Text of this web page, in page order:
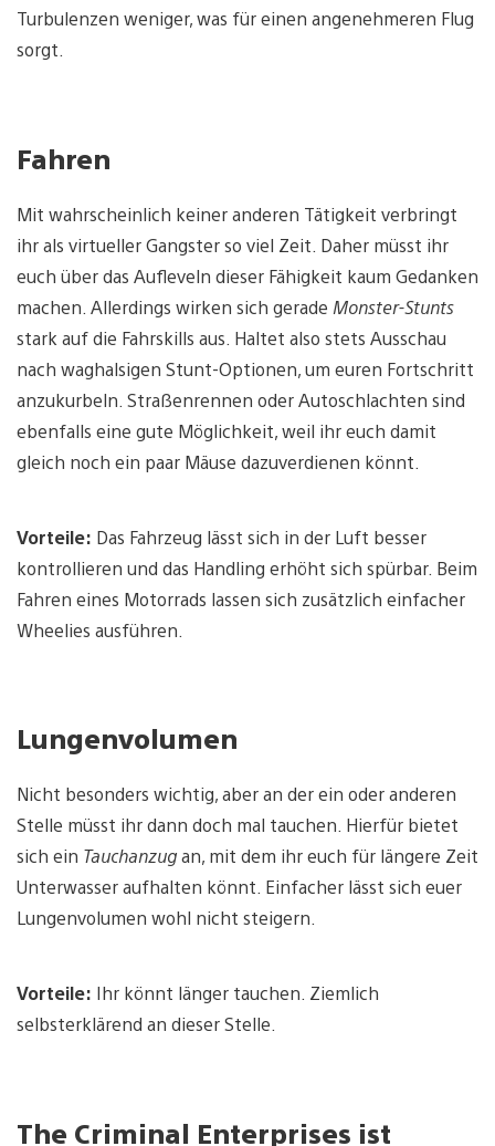
Turbulenzen weniger, was für einen angenehmeren Flug
sorgt.
Fahren
Mit wahrscheinlich keiner anderen Tätigkeit verbringt
ihr als virtueller Gangster so viel Zeit. Daher müsst ihr
euch über das Aufleveln dieser Fähigkeit kaum Gedanken
machen. Allerdings wirken sich gerade Monster-Stunts
stark auf die Fahrskills aus. Haltet also stets Ausschau
nach waghalsigen Stunt-Optionen, um euren Fortschritt
anzukurbeln. Straßenrennen oder Autoschlachten sind
ebenfalls eine gute Möglichkeit, weil ihr euch damit
gleich noch ein paar Mäuse dazuverdienen könnt.
Vorteile: Das Fahrzeug lässt sich in der Luft besser
kontrollieren und das Handling erhöht sich spürbar. Beim
Fahren eines Motorrads lassen sich zusätzlich einfacher
Wheelies ausführen.
Lungenvolumen
Nicht besonders wichtig, aber an der ein oder anderen
Stelle müsst ihr dann doch mal tauchen. Hierfür bietet
sich ein Tauchanzugan, mit dem ihr euch für längere Zeit
Unterwasser aufhalten könnt. Einfacher lässt sich euer
Lungenvolumen wohl nicht steigern.
Vorteile: Ihr könnt länger tauchen. Ziemlich
selbsterklärend an dieser Stelle.
The Criminal Enterprises ist